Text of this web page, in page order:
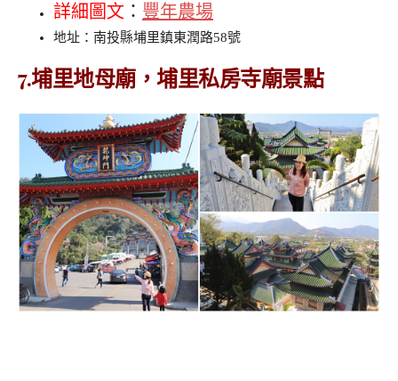
詳細圖文 ： 豐年農場
地址：南投縣埔里鎮東潤路58號
7.埔里地母廟，埔里私房寺廟景點